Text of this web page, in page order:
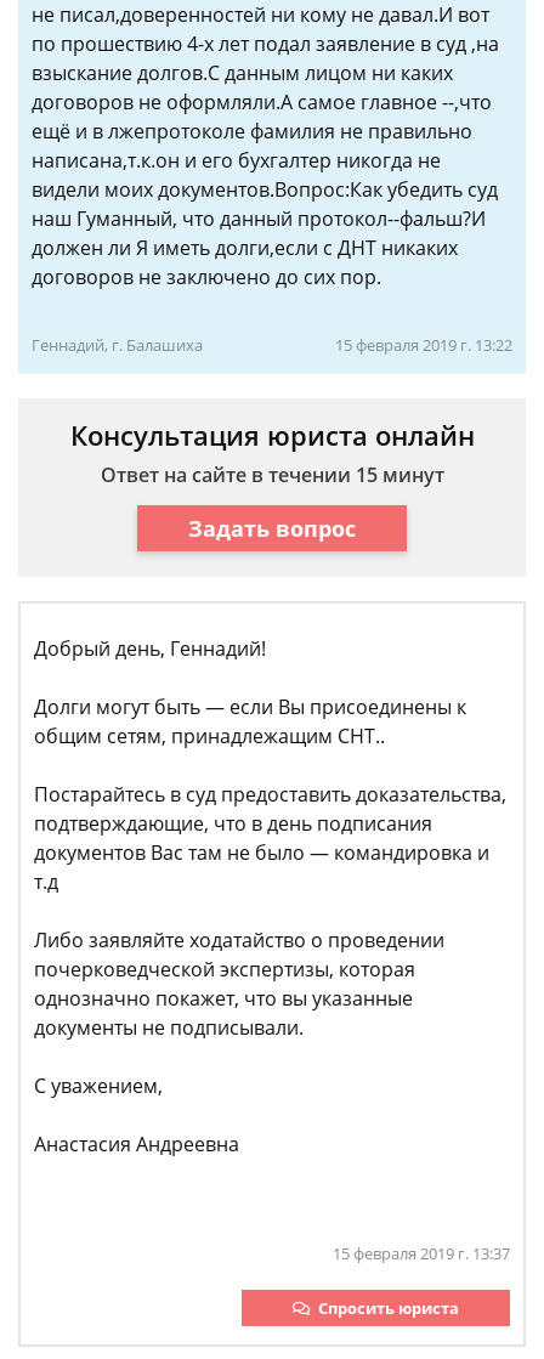
не писал,доверенностей ни кому не давал.И вот
по прошествию 4-х лет подал заявление в суд ,на
взыскание долгов.С данным лицом ни каких
договоров не оформляли.А самое главное --,что
ещё и в лжепротоколе фамилия не правильно
написана,т.к.он и его бухгалтер никогда не
видели моих документов.Вопрос:Как убедить суд
наш Гуманный, что данный протокол--фальш?И
должен ли Я иметь долги,если с ДНТ никаких
договоров не заключено до сих пор.
Геннадий, г. Балашиха 15 февраля 2019 г. 13:22
Консультация юриста онлайн
Ответ на сайте в течении 15 минут
Задать вопрос
Добрый день, Геннадий!
Долги могут быть — если Вы присоединены к
общим сетям, принадлежащим СНТ..
Постарайтесь в суд предоставить доказательства,
подтверждающие, что в день подписания
документов Вас там не было — командировка и
т.д
Либо заявляйте ходатайство о проведении
почерковедческой экспертизы, которая
однозначно покажет, что вы указанные
документы не подписывали.
С уважением,
Анастасия Андреевна
15 февраля 2019 г. 13:37
Спросить юриста